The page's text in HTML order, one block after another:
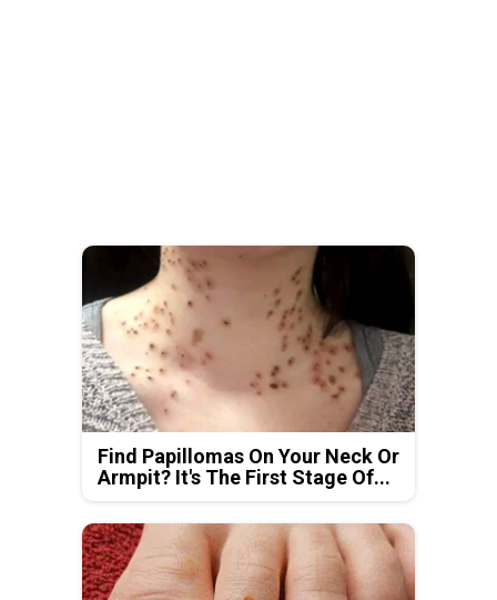
Find Papillomas On Your Neck Or
Armpit? It's The First Stage Of...